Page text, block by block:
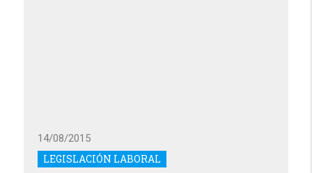
LEGISLACIÓN LABORAL
14/08/2015